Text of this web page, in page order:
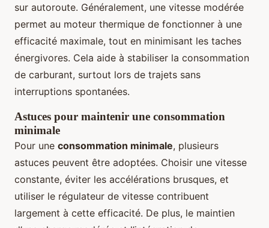
sur autoroute. Généralement, une vitesse modérée
permet au moteur thermique de fonctionner à une
efficacité maximale, tout en minimisant les taches
énergivores. Cela aide à stabiliser la consommation
de carburant, surtout lors de trajets sans
interruptions spontanées.
Astuces pour maintenir une consommation
minimale
Pour une consommation minimale, plusieurs
astuces peuvent être adoptées. Choisir une vitesse
constante, éviter les accélérations brusques, et
utiliser le régulateur de vitesse contribuent
largement à cette efficacité. De plus, le maintien